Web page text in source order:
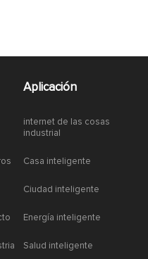
Aplicación
internet de las cosas
industrial
Casa inteligente
Ciudad inteligente
Energía inteligente
Salud inteligente